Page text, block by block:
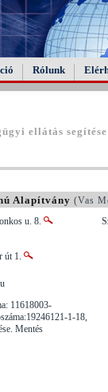
Rólunk
ellátás segítése
Alapítvány (Vas
u. 8.
út 1.
11618003-
1-18,
Mentés